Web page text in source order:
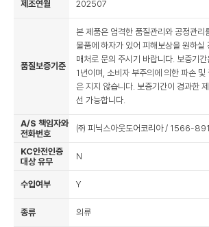
제조연월 202507
품질보증기준
본 제품은 엄격한 품질관리와 공정관리
물품에 하자가 있어 피해보상을 원하실
매처로 문의 주시기 바랍니다. 보증기
1년이며, 소비자 부주의에 의한 파손
은 지지 않습니다. 보증기간이 경과한
선 가능합니다.
A/S 책임자와
전화번호
㈜ 피닉스아웃도어코리아 / 1566-
KC안전인증
대상 유무
N
수입여부 Y
종류 의류